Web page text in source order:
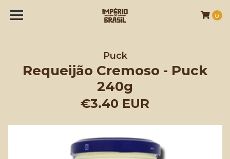
0
Puck
Requeijão Cremoso - Puck
240g
€3.40 EUR